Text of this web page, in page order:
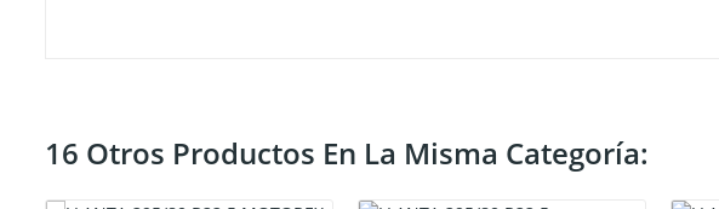
16 Otros Productos En La Misma Categoría: